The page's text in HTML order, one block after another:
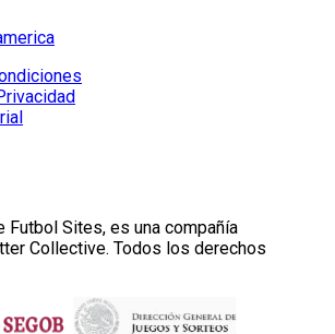
Futbol Sites, es una compañía
Collective. Todos los derechos